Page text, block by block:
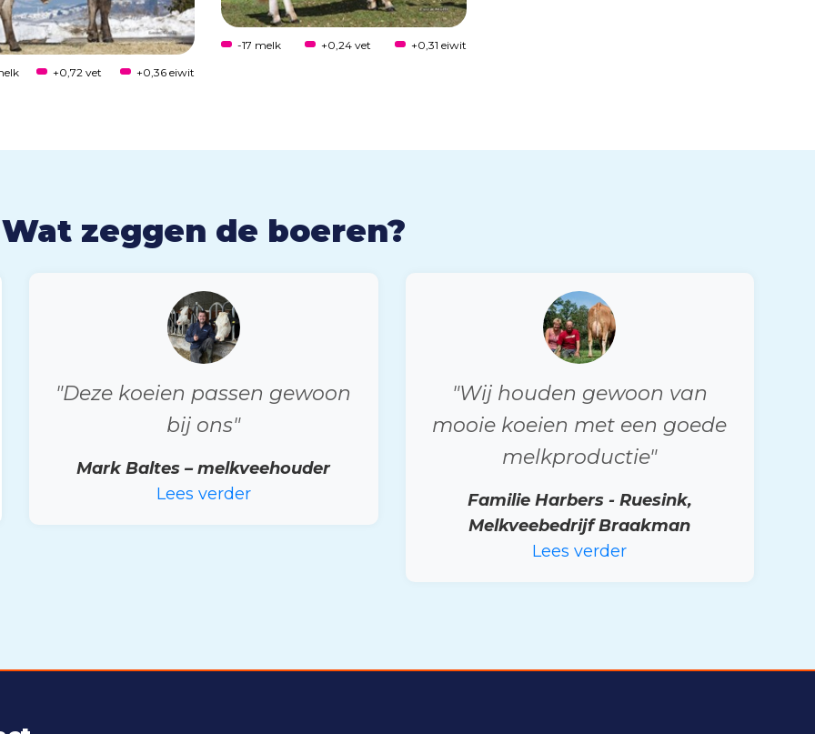
+0,72 vet +0,36 eiwit
-17 melk +0,24 vet +0,31 eiwit
Wat zeggen de boeren?
"Deze koeien passen gewoon
bij ons"
Mark Baltes – melkveehouder
Lees verder
"Wij houden gewoon van
mooie koeien met een goede
melkproductie"
Familie Harbers - Ruesink,
Melkveebedrijf Braakman
Lees verder